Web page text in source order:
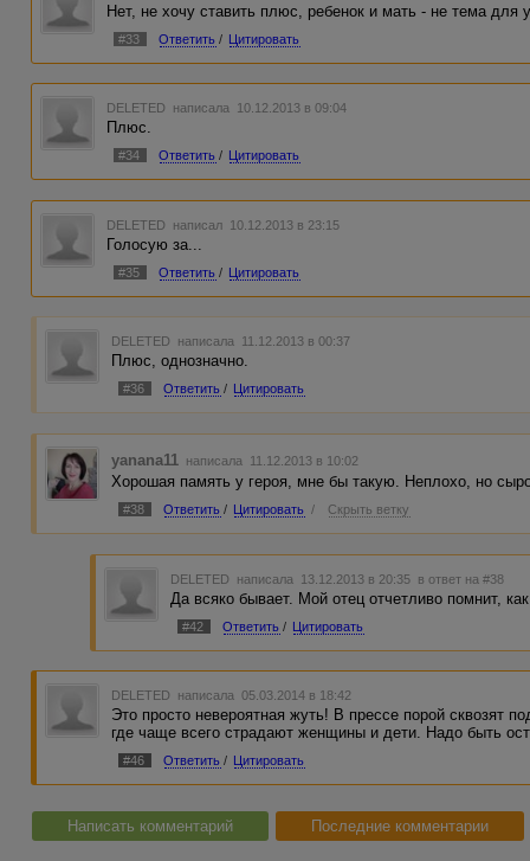
Нет, не хочу ставить плюс, ребенок и мать - не тема для
#33 Ответить / Цитировать
DELETED написала 10.12.2013 в 09:04
Плюс.
#34 Ответить / Цитировать
DELETED написал 10.12.2013 в 23:15
Голосую за...
#35 Ответить / Цитировать
DELETED написала 11.12.2013 в 00:37
Плюс, однозначно.
#36 Ответить / Цитировать
yanana11 написала 11.12.2013 в 10:02
Хорошая память у героя, мне бы такую. Неплохо, но
#38 Ответить / Цитировать / Скрыть ветку
DELETED написала 13.12.2013 в 20:35 в ответ на #38
Да всяко бывает. Мой отец отчетливо помнит,
#42 Ответить / Цитировать
DELETED написала 05.03.2014 в 18:42
Это просто невероятная жуть! В прессе порой сквозят
где чаще всего страдают женщины и дети. Надо быть
#46 Ответить / Цитировать
Написать комментарий Последние комментарии